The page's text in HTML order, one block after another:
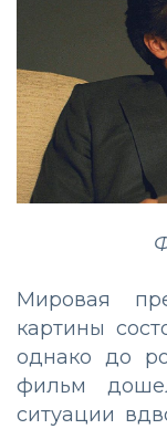
Мировая
картины
однако до
фильм
ситуации